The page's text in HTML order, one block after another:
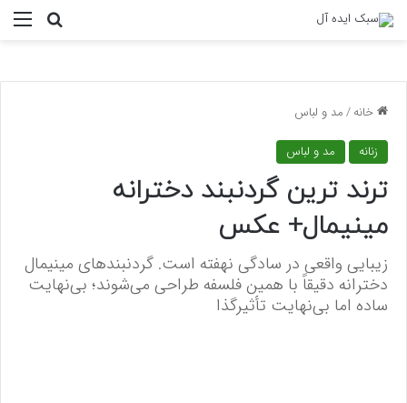
خانه/مد و لباس
زنانه مد و لباس
ترند ترین گردنبند دخترانه
مینیمال+ عکس
زیبایی واقعی در سادگی نهفته است. گردنبندهای مینیمال
دخترانه دقیقاً با همین فلسفه طراحی می‌شوند؛ بی‌نهایت
ساده اما بی‌نهایت تأثیرگذا